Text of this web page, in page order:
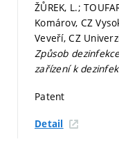
ŽŮREK, L.;
Komárov, CZ
Veveří, CZ
Způsob
zařízení k
Patent
Detail